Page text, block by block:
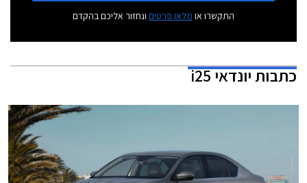
התקשרו או מלאו פרטים ונחזור אליכם בהקדם
כתבותיונדאי i25